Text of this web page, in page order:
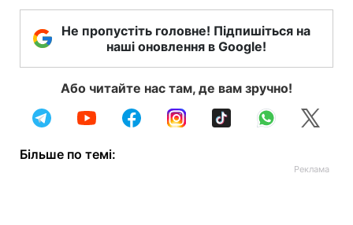
Не пропустіть головне! Підпишіться на
наші оновлення в Google!
Або читайте нас там, де вам зручно!
Більше по темі: